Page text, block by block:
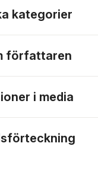
kategorier
författaren
i media